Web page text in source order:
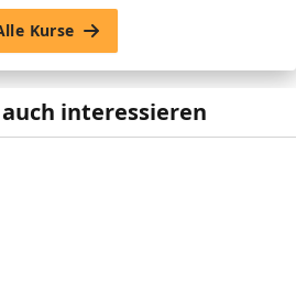
Kurse
interessieren